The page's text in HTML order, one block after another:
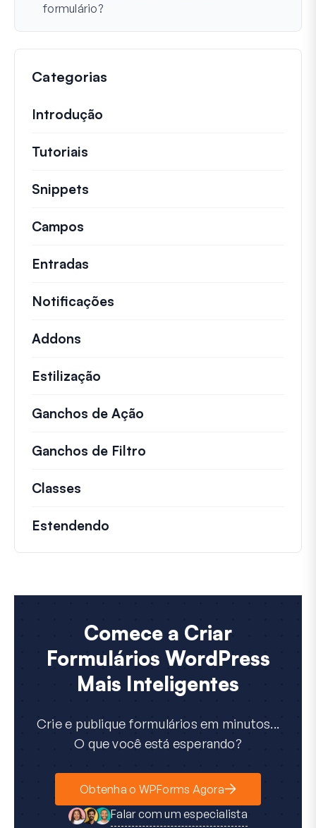
formulário?
Categorias
Introdução
Tutoriais
Snippets
Campos
Entradas
Notificações
Addons
Estilização
Ganchos de Ação
Ganchos de Filtro
Classes
Estendendo
Comece a Criar
Formulários WordPress
Mais Inteligentes
Crie e publique formulários em minutos...
O que você está esperando?
Obtenha o WPForms Agora
Falar com um especialista